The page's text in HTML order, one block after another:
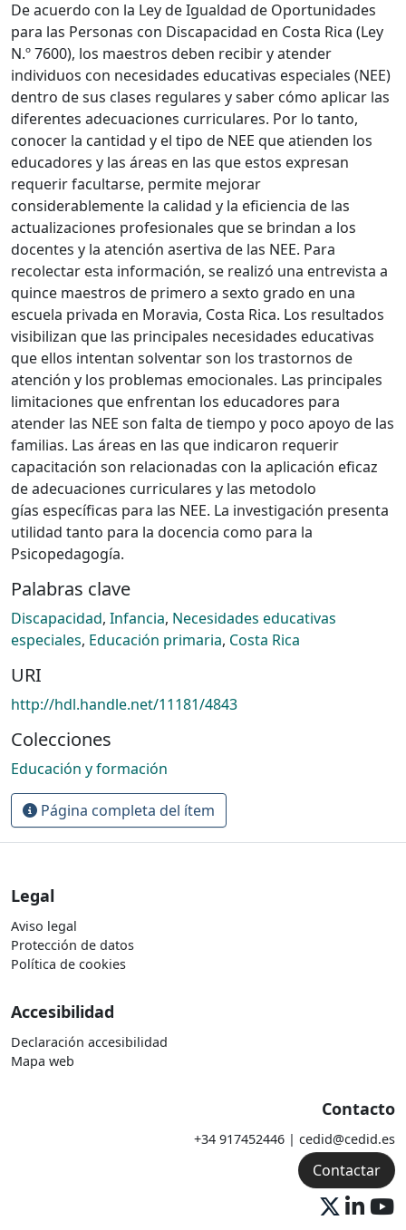
De acuerdo con la Ley de Igualdad de Oportunidades
para las Personas con Discapacidad en Costa Rica (Ley
N.º 7600), los maestros deben recibir y atender
individuos con necesidades educativas especiales (NEE)
dentro de sus clases regulares y saber cómo aplicar las
diferentes adecuaciones curriculares. Por lo tanto,
conocer la cantidad y el tipo de NEE que atienden los
educadores y las áreas en las que estos expresan
requerir facultarse, permite mejorar
considerablemente la calidad y la eficiencia de las
actualizaciones profesionales que se brindan a los
docentes y la atención asertiva de las NEE. Para
recolectar esta información, se realizó una entrevista a
quince maestros de primero a sexto grado en una
escuela privada en Moravia, Costa Rica. Los resultados
visibilizan que las principales necesidades educativas
que ellos intentan solventar son los trastornos de
atención y los problemas emocionales. Las principales
limitaciones que enfrentan los educadores para
atender las NEE son falta de tiempo y poco apoyo de las
familias. Las áreas en las que indicaron requerir
capacitación son relacionadas con la aplicación eficaz
de adecuaciones curriculares y las metodolo
gías específicas para las NEE. La investigación presenta
utilidad tanto para la docencia como para la
Psicopedagogía.
Palabras clave
Discapacidad, Infancia, Necesidades educativas
especiales, Educación primaria, Costa Rica
URI
http://hdl.handle.net/11181/4843
Colecciones
Educación y formación
Página completa del ítem
Legal
Aviso legal
Protección de datos
Política de cookies
Accesibilidad
Declaración accesibilidad
Mapa web
Contacto
+34 917452446 | cedid@cedid.es
Contactar